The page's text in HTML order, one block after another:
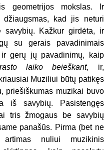
geometrijos mokslas. Ir
kad jis neturi
savybių. Kažkur girdėta, ir
su gerais pavadinimais
gerų jų pavadinimų, kaip
laiko beieškant, ir,
Muziliui būtų patikęs
priešiškumas muzikai buvo
iš savybių. Pasistengęs
tris žmogaus be savybių
panašūs. Pirma (bet ne
nuliui muzikinis